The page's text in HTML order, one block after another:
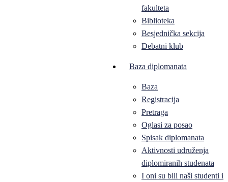
fakulteta
Biblioteka
Besjednička sekcija
Debatni klub
Baza diplomanata
Baza
Registracija
Pretraga
Oglasi za posao
Spisak diplomanata
Aktivnosti udruženja
diplomiranih studenata
I oni su bili naši studenti i